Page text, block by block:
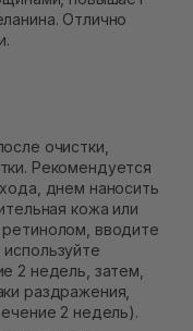
Отлично
очистки,
Рекомендуется
днем ​​наносить
кожа или
вводите
2 недель, затем,
раздражения,
2 недель).